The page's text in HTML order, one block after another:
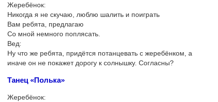
Жеребёнок:
Никогда я не скучаю, люблю шалить и поиграть
Вам ребята, предлагаю
Со мной немного поплясать.
Вед:
Ну что же ребята, придётся потанцевать с жеребёнком, а
иначе он не покажет дорогу к солнышку. Согласны?
Танец «Полька»
Жеребёнок: